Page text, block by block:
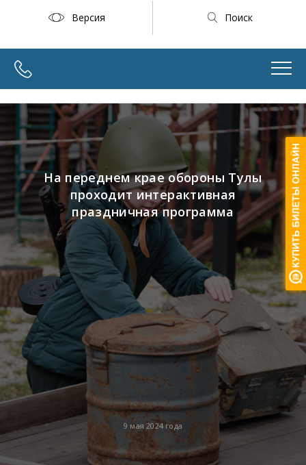
Версия Поиск
9 мая 2024 года
На переднем крае обороны Тулы
проходит интерактивная
праздничная программа